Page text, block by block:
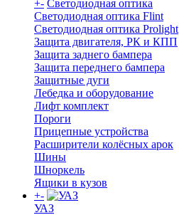
+- Светодиодная оптика
Светодиодная оптика Flint
Светодиодная оптика Prolight
Защита двигателя, РК и КПП
Защита заднего бампера
Защита переднего бампера
Защитные дуги
Лебедка и оборудование
Лифт комплект
Пороги
Прицепные устройства
Расширители колёсных арок
Шины
Шноркель
Ящики в кузов
+-
УАЗ